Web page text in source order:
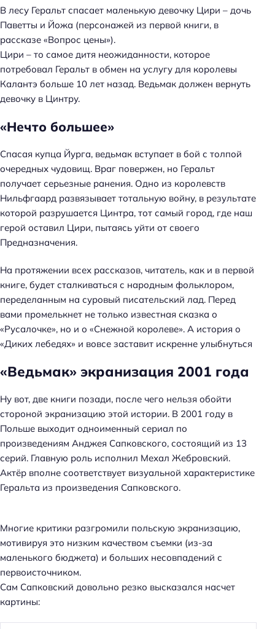
В лесу Геральт спасает маленькую девочку Цири – дочь
Паветты и Йожа (персонажей из первой книги, в
рассказе «Вопрос цены»).
Цири – то самое дитя неожиданности, которое
потребовал Геральт в обмен на услугу для королевы
Калантэ больше 10 лет назад. Ведьмак должен вернуть
девочку в Цинтру.
«Нечто большее»
Спасая купца Йурга, ведьмак вступает в бой с толпой
очередных чудовищ. Враг повержен, но Геральт
получает серьезные ранения. Одно из королевств
Нильфгаард развязывает тотальную войну, в результате
которой разрушается Цинтра, тот самый город, где наш
герой оставил Цири, пытаясь уйти от своего
Предназначения.
На протяжении всех рассказов, читатель, как и в первой
книге, будет сталкиваться с народным фольклором,
переделанным на суровый писательский лад. Перед
вами промелькнет не только известная сказка о
«Русалочке», но и о «Снежной королеве». А история о
«Диких лебедях» и вовсе заставит искренне улыбнуться
«Ведьмак» экранизация 2001 года
Ну вот, две книги позади, после чего нельзя обойти
стороной экранизацию этой истории. В 2001 году в
Польше выходит одноименный сериал по
произведениям Анджея Сапковского, состоящий из 13
серий. Главную роль исполнил Мехал Жебровский.
Актёр вполне соответствует визуальной характеристике
Геральта из произведения Сапковского.
Многие критики разгромили польскую экранизацию,
мотивируя это низким качеством съемки (из-за
маленького бюджета) и больших несовпадений с
первоисточником.
Сам Сапковский довольно резко высказался насчет
картины:
а
й
т
и
: